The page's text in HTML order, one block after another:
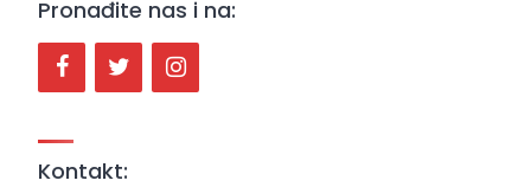
Pronađite nas i na:
Kontakt: